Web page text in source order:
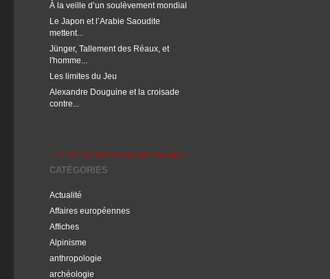
À la veille d’un soulèvement mondial
Le Japon et l’Arabie Saoudite
mettent...
Jünger, Tallement des Réaux, et
l'homme...
Les limites du Jeu
Alexandre Douguine et la croisade
contre...
CATÉGORIES
Actualité
Affaires européennes
Affiches
Alpinisme
anthropologie
archéologie